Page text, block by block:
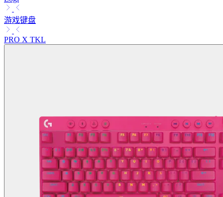
游戏键盘
PRO X TKL